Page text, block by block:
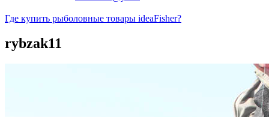
Где купить рыболовные товары ideaFisher?
rybzak11